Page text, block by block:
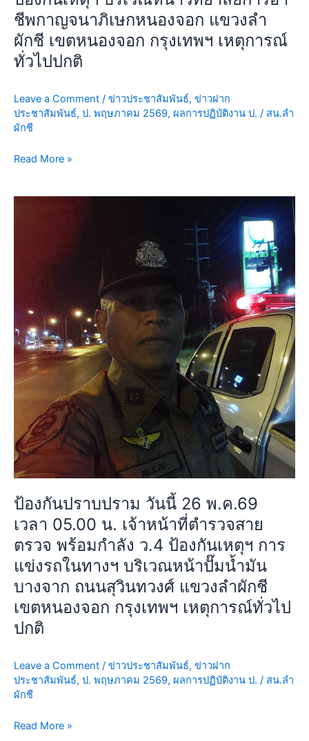
ปกติ
ชีพกาญจนาภิเษกหนองจอก แขวงลำ
ผักชี เขตหนองจอก กรุงเทพฯ เหตุการณ์
ทั่วไปปกติ
Leave a Comment / ข่าวประชาสัมพันธ์, ข่าวฝาก
ประชาสัมพันธ์, ป. พฤษภาคม 2569, ผลการปฏิบัติงาน ป. / สน.ลำ
ผักชี
สน.ลำ
ผักชี
พร้อม
กำลัง
ป้องกัน
เห
ตุฯ
หน้า
แขวง
ลำ
ผักชี
เขต
หนองจอก
กรุงเทพฯ
เหตุการณ์
ทั่วไป
ปกติ
Read More »
ป้องกันปราบปราม วันนี้ 26 พ.ค.69
เวลา 05.00 น. เจ้าหน้าที่ตำรวจสาย
ตรวจ พร้อมกำลัง ว.4 ป้องกันเหตุฯ การ
แข่งรถในทางฯ บริเวณหน้าปั๊มน้ำมัน
บางจาก ถนนสุวินทวงศ์ แขวงลำผักชี
เขตหนองจอก กรุงเทพฯ เหตุการณ์ทั่วไป
ปกติ
Leave a Comment / ข่าวประชาสัมพันธ์, ข่าวฝาก
ประชาสัมพันธ์, ป. พฤษภาคม 2569, ผลการปฏิบัติงาน ป. / สน.ลำ
ผักชี
05.00
น.
เจ้า
หน้าที่
ตำรวจ
ตรวจ
พร้อม
กำลัง
ป้องกัน
เห
การ
แข่ง
รถ
ใน
ทางฯ
บริเวณ
ปั๊ม
น้ำมัน
บางจาก
Read More »